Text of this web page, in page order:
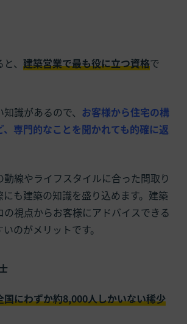
、 建築営業で最も役に立つ資格で
識があるので、 お客様から住宅の構
専門的なことを聞かれても的確に返
線やライフスタイルに合った間取り
にも建築の知識を盛り込めます。建築
の視点からお客様にアドバイスできる
のがメリットです。
国にわずか約8,000人しかいない稀少